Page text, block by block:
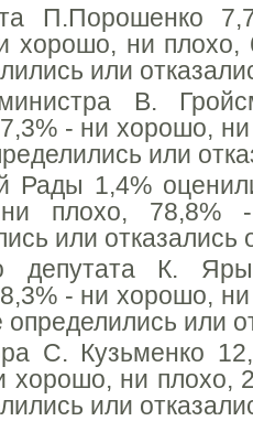
П.Порошенко
хорошо, ни плохо,
или
В.
- ни хорошо,
или
Рады 1,4%
плохо,
или отказались
депутата К.
- ни хорошо,
или
С. Кузьменко
хорошо, ни плохо,
или